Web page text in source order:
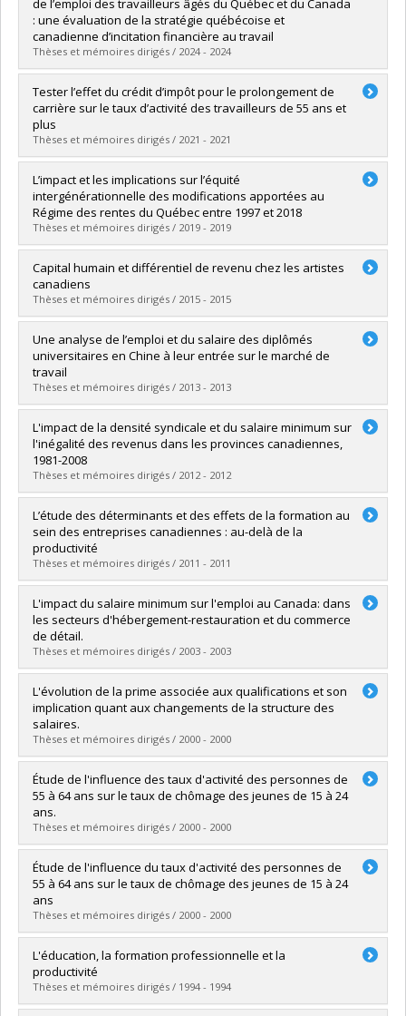
Grade :Ph. D.
Lien vers le document dans Papyrus
de l’emploi des travailleurs âgés du Québec et du Canada
: une évaluation de la stratégie québécoise et
canadienne d’incitation financière au travail
Thèses et mémoires dirigés / 2024 - 2024
Graduate :Tircher, Pierre
Cycle :Doctoral
Grade :
Lien vers le document dans Papyrus
Tester l’effet du crédit d’impôt pour le prolongement de
carrière sur le taux d’activité des travailleurs de 55 ans et
plus
Thèses et mémoires dirigés / 2021 - 2021
Graduate :Lecomte, Daphné
Cycle :Master's
Grade : M. Sc.
Lien vers le document dans Papyrus
L’impact et les implications sur l’équité
intergénérationnelle des modifications apportées au
Régime des rentes du Québec entre 1997 et 2018
Thèses et mémoires dirigés / 2019 - 2019
Graduate :Racine, Éliane
Cycle :Master's
Grade :M. Sc.
Lien vers le document dans Papyrus
Capital humain et différentiel de revenu chez les artistes
canadiens
Thèses et mémoires dirigés / 2015 - 2015
Graduate :Derouin-Dubuc, Laurence
Cycle :Master's
Grade :
Lien vers le document dans Papyrus
Une analyse de l’emploi et du salaire des diplômés
universitaires en Chine à leur entrée sur le marché de
travail
Thèses et mémoires dirigés / 2013 - 2013
Graduate :Hu, Tiantian
Cycle :Master's
Grade :M. Sc.
Lien vers le document dans Papyrus
L'impact de la densité syndicale et du salaire minimum sur
l'inégalité des revenus dans les provinces canadiennes,
1981-2008
Thèses et mémoires dirigés / 2012 - 2012
Graduate : Merizzi, Bruno
Cycle :Master's
Grade :M. Sc.
Lien vers le document dans Papyrus
L’étude des déterminants et des effets de la formation au
sein des entreprises canadiennes : au-delà de la
productivité
Thèses et mémoires dirigés / 2011 - 2011
Graduate : Bernier, Amélie
Cycle :Doctoral
Grade :Ph. D.
Lien vers le document dans Papyrus
L'impact du salaire minimum sur l'emploi au Canada: dans
les secteurs d'hébergement-restauration et du commerce
de détail.
Thèses et mémoires dirigés / 2003 - 2003
Graduate :BOUCHER, Sébastien
Cycle :Master's
Grade :
Lien vers le document dans Papyrus
L'évolution de la prime associée aux qualifications et son
implication quant aux changements de la structure des
salaires.
Thèses et mémoires dirigés / 2000 - 2000
Graduate :BEJAOUI, A.
Cycle :Doctoral
Grade :
Lien vers le document dans Papyrus
Étude de l'influence des taux d'activité des personnes de
55 à 64 ans sur le taux de chômage des jeunes de 15 à 24
ans.
Thèses et mémoires dirigés / 2000 - 2000
Graduate :TREMBLAY, G.
Cycle :Master's
Grade :
Lien vers le document dans Papyrus
Étude de l'influence du taux d'activité des personnes de
55 à 64 ans sur le taux de chômage des jeunes de 15 à 24
ans
Thèses et mémoires dirigés / 2000 - 2000
Graduate : Tremblay, Guillaume
Cycle :Master's
Grade :M. Sc.
Lien vers le document dans Papyrus
L'éducation, la formation professionnelle et la
productivité
Thèses et mémoires dirigés / 1994 - 1994